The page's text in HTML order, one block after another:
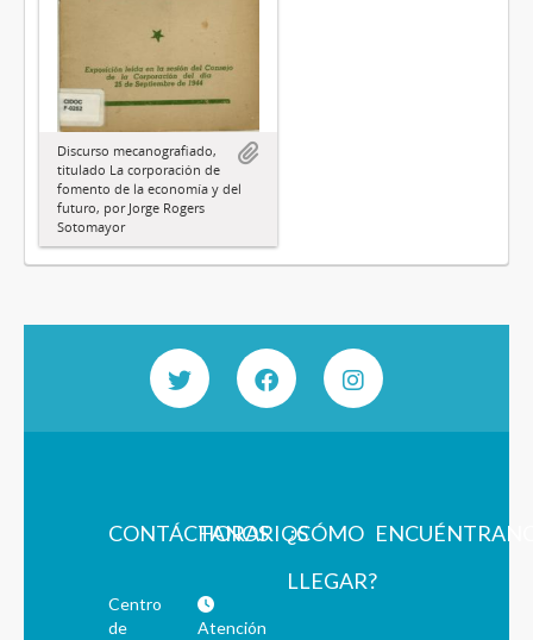
Discurso mecanografiado,
titulado La corporación de
fomento de la economía y del
futuro, por Jorge Rogers
Sotomayor
CONTÁCTANOS
Centro
de
HORARIOS
Atención
¿CÓMO
LLEGAR?